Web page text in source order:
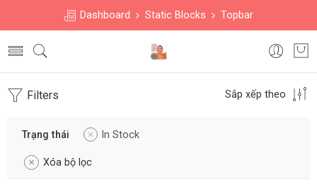
Dashboard Static Blocks Topbar
Filters Sắp xếp theo
Trạng thái In Stock
Xóa bộ lọc